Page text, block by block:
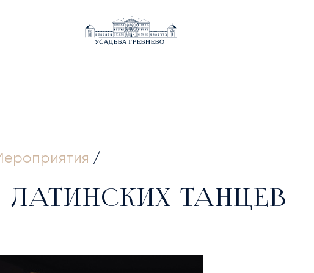
/
ЛАТИНСКИХ ТАНЦЕВ